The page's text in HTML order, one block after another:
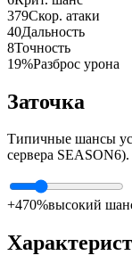
379Скор. атаки
40Дальность
8Точность
19%Разброс урона
Заточка
Типичные шансы
сервера
+470%высокий